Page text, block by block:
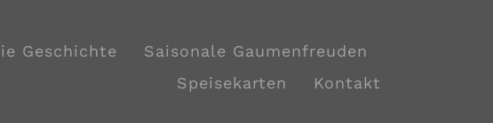
Geschichte
Saisonale Gaumenfreuden
Speisekarten
Kontakt